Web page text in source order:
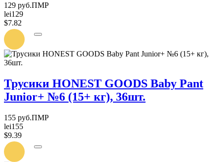
129 руб.ПМР
lei129
$7.82
УВЕДОМИТЬ
ПОСТУПЛЕНИИ
Трусики HONEST GOODS Baby Pant
Junior+ №6 (15+ кг), 36шт.
155 руб.ПМР
lei155
$9.39
УВЕДОМИТЬ
ПОСТУПЛЕНИИ